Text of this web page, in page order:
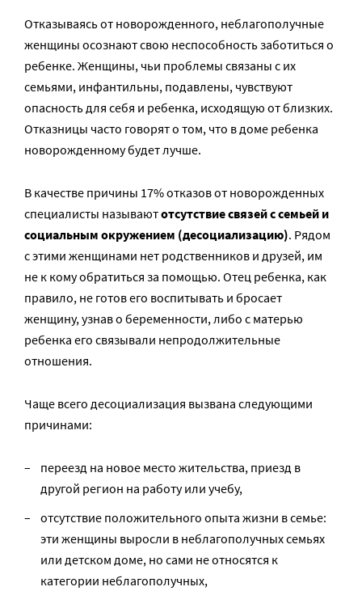
Отказываясь от новорожденного, неблагополучные
женщины осознают свою неспособность заботиться о
ребенке. Женщины, чьи проблемы связаны с их
семьями, инфантильны, подавлены, чувствуют
опасность для себя и ребенка, исходящую от близких.
Отказницы часто говорят о том, что в доме ребенка
новорожденному будет лучше.
В качестве причины 17% отказов от новорожденных
специалисты называютотсутствие связей с семьей и
социальным окружением (десоциализацию). Рядом
с этими женщинами нет родственников и друзей, им
не к кому обратиться за помощью. Отец ребенка, как
правило, не готов его воспитывать и бросает
женщину, узнав о беременности, либо с матерью
ребенка его связывали непродолжительные
отношения.
Чаще всего десоциализация вызвана следующими
причинами:
переезд на новое место жительства, приезд в
другой регион на работу или учебу,
отсутствие положительного опыта жизни в семье:
эти женщины выросли в неблагополучных семьях
или детском доме, но сами не относятся к
категории неблагополучных,